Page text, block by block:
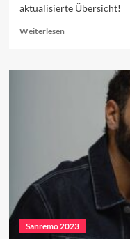
aktualisierte Übersicht!
WeiterlesenRead
Sanremo-
Sanremo 2023